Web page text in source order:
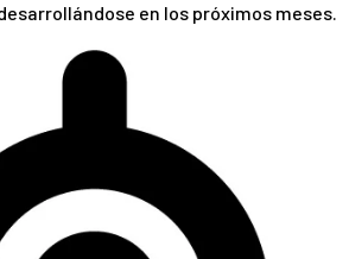
en los próximos meses.